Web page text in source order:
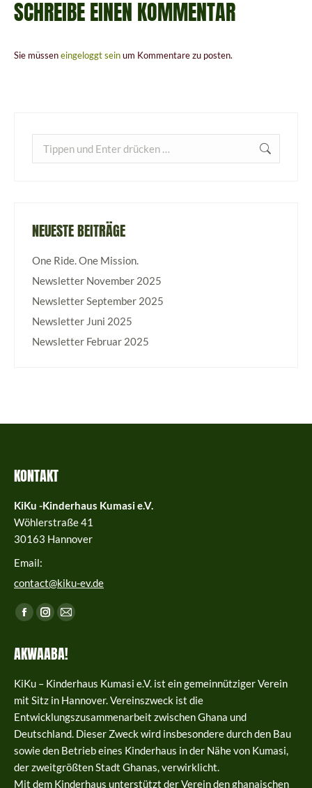
SCHREIBE EINEN KOMMENTAR
Sie müsseneingeloggt seinum Kommentare zu posten.
NEUESTE BEITRÄGE
One Ride. One Mission.
Newsletter November 2025
Newsletter September 2025
Newsletter Juni 2025
Newsletter Februar 2025
KONTAKT
KiKu -Kinderhaus Kumasi e.V.
Wöhlerstraße 41
30163 Hannover
Email:
contact@kiku-ev.de
Finden Sie uns auf:
Facebook
opens
window
Instagram
opens
window
E-
page
window
AKWAABA!
KiKu – Kinderhaus Kumasi e.V. ist ein gemeinnütziger Verein
mit Sitz in Hannover. Vereinszweck ist die
Entwicklungszusammenarbeit zwischen Ghana und
Deutschland. Dieser Zweck wird insbesondere durch den Bau
sowie den Betrieb eines Kinderhaus in der Nähe von Kumasi,
der zweitgrößten Stadt Ghanas, verwirklicht.
Mit dem Kinderhaus unterstützt der Verein den ghanaischen